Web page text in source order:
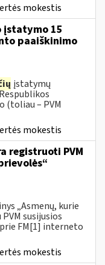
mokestis
įstatymo 15
paaiškinimo
įstatymų
(toliau – PVM
mokestis
registruoti PVM
„Asmenų, kurie
susijusios
FM[1] interneto
mokestis